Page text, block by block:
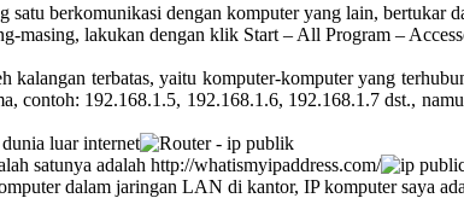
berkomunikasi dengan komputer yang lain, bertukar
masing, lakukan dengan klik Start – All Program –
terbatas, yaitu komputer-komputer yang
contoh: 192.168.1.5, 192.168.1.6, 192.168.1.7 dst.,
luar internet
satunya adalah http://whatismyipaddress.com/
dalam jaringan LAN di kantor, IP komputer saya